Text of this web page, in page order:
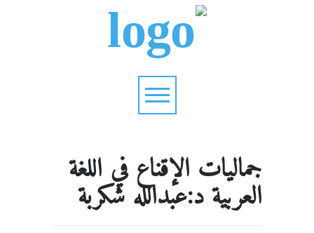
جماليات الإقناع في اللغة
العربية د:عبدالله شكربة